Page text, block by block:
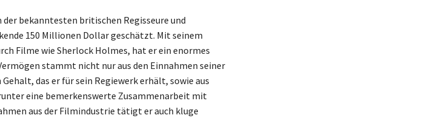
der bekanntesten britischen Regisseure und
150 Millionen Dollar geschätzt. Mit seinem
Filme wie Sherlock Holmes, hat er ein enormes
stammt nicht nur aus den Einnahmen seiner
das er für sein Regiewerk erhält, sowie aus
eine bemerkenswerte Zusammenarbeit mit
aus der Filmindustrie tätigt er auch kluge